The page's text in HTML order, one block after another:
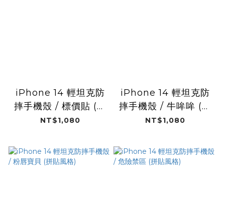
iPhone 14 輕坦克防
摔手機殼 / 標價貼 (拼
貼風格)
NT$1,080
iPhone 14 輕坦克防
摔手機殼 / 牛哞哞 (動
物系列)
NT$1,080